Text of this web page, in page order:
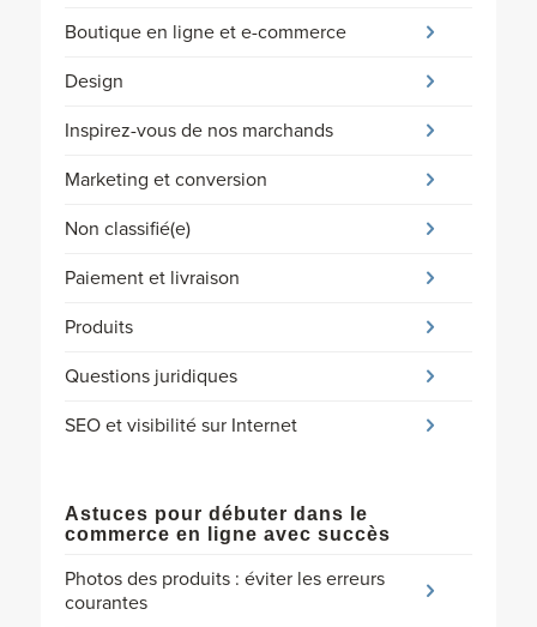
Boutique en ligne et e-commerce
Design
Inspirez-vous de nos marchands
Marketing et conversion
Non classifié(e)
Paiement et livraison
Produits
Questions juridiques
SEO et visibilité sur Internet
Astuces pour débuter dans le
commerce en ligne avec succès
Photos des produits : éviter les erreurs
courantes